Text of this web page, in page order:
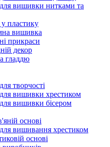
вишивки нитками та
пластику
вишивка
прикраси
декор
гладдю
творчості
вишивки хрестиком
вишивки бісером
основі
вишивання хрестиком
основі